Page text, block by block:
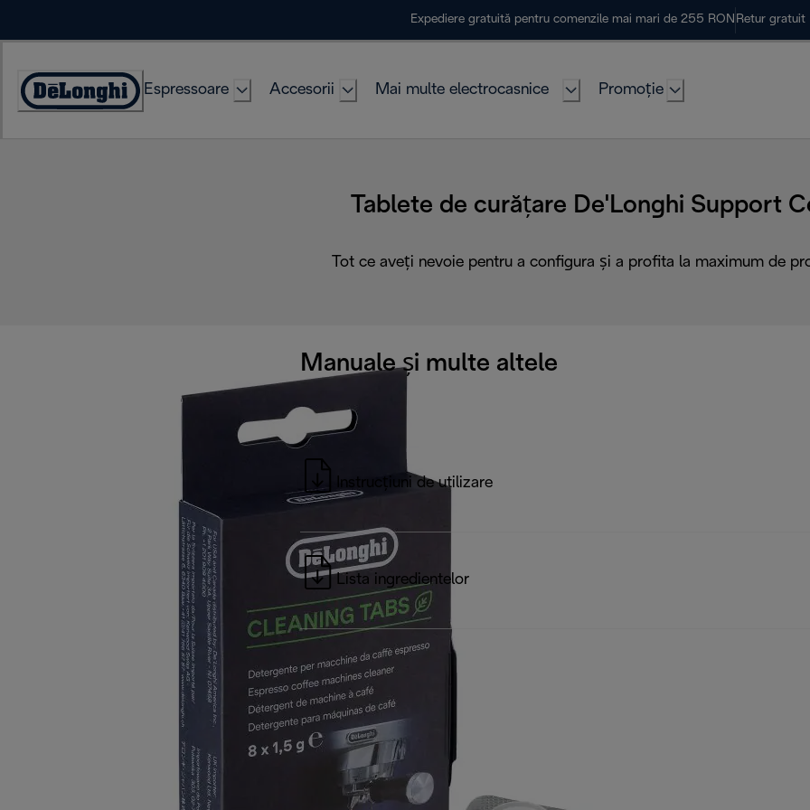
Expediere gratuită pentru comenzile mai mari de 255 RON Retur gratuit
Accessibility
Espressoare Accesorii Mai multe electrocasnice Promoție
Tablete de curățare De'Longhi Support
Tot ce aveți nevoie pentru a configura și a profita la maximum de
Manuale și multe altele
Instrucțiuni de utilizare
Lista ingredientelor